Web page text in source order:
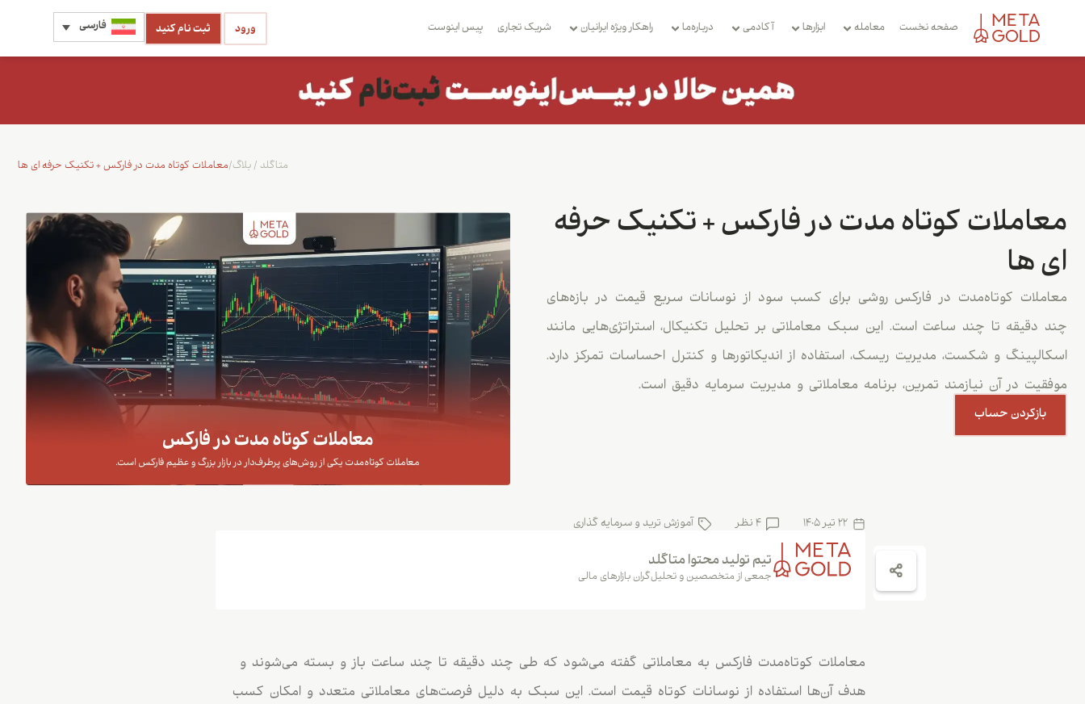
صفحه نخست معامله ابزارها آکادمی درباره‌ما راهکار ویژه ایرانیان شریک تجاری بِیس اینوست فارسی ثبت نام کنید ورود
معاملات کوتاه‌ مدت در فارکس + تکنیک حرفه ای ها متاگلد /بلاگ/
معاملات کوتاه‌ مدت در فارکس + تکنیک حرفه
ای ها
معاملات کوتاه‌مدت در فارکس روشی برای کسب سود از نوسانات سریع قیمت در بازه‌های
چند دقیقه تا چند ساعت است. این سبک معاملاتی بر تحلیل تکنیکال، استراتژی‌هایی مانند
اسکالپینگ و شکست، مدیریت ریسک، استفاده از اندیکاتورها و کنترل احساسات تمرکز دارد.
موفقیت در آن نیازمند تمرین، برنامه معاملاتی و مدیریت سرمایه دقیق است.
بازکردن حساب
22 تیر 1405 4 نظر آموزش ترید و سرمایه گذاری
تیم تولید محتوا متاگلد
جمعی از متخصصین و تحلیل‌گران بازارهای مالی
معاملات کوتاه‌مدت فارکس به معاملاتی گفته می‌شود که طی چند دقیقه تا چند ساعت باز و بسته می‌شوند و
هدف آن‌ها استفاده از نوسانات کوتاه قیمت است. این سبک به دلیل فرصت‌های معاملاتی متعدد و امکان کسب